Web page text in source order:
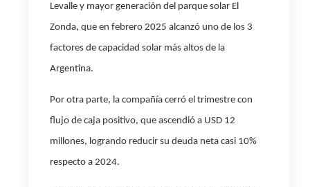
Levalle y mayor generación del parque solar El
Zonda, que en febrero 2025 alcanzó uno de los 3
factores de capacidad solar más altos de la
Argentina.
Por otra parte, la compañía cerró el trimestre con
flujo de caja positivo, que ascendió a USD 12
millones, logrando reducir su deuda neta casi 10%
respecto a 2024.